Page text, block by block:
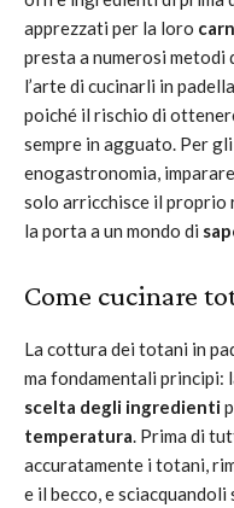
apprezzati per la loro
presta a numerosi
l’arte di cucinarli in
poiché il rischio di
sempre in agguato. Per
enogastronomia,
solo arricchisce il proprio
la porta a un mondo di
Come cucinare
La cottura dei totani in
ma fondamentali principi:
scelta degli ingredienti
temperatura. Prima di
accuratamente i totani,
e il becco, e